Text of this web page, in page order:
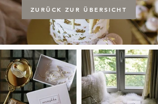
ZURÜCK ZUR ÜBERSICHT